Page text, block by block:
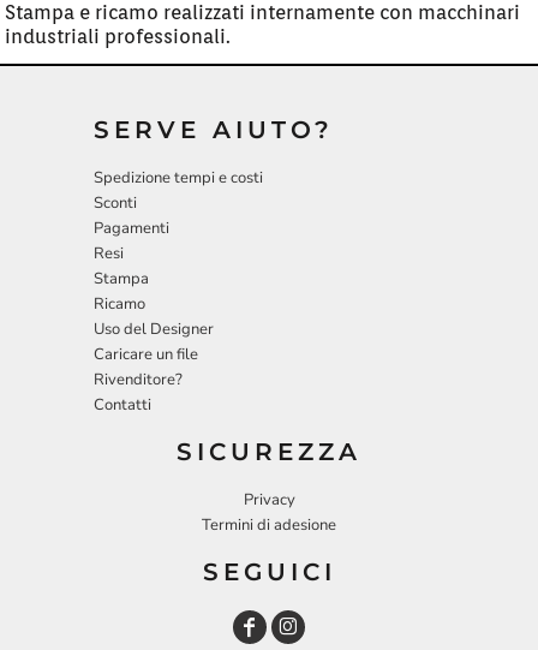
Stampa e ricamo realizzati internamente con macchinari
industriali professionali.
SERVE AIUTO?
Spedizione tempi e costi
Sconti
Pagamenti
Resi
Stampa
Ricamo
Uso del Designer
Caricare un file
Rivenditore?
Contatti
SICUREZZA
Privacy
Termini di adesione
SEGUICI